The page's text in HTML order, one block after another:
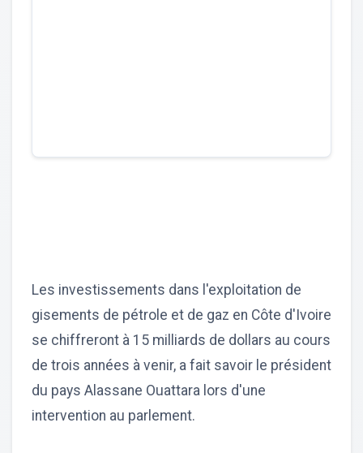
Les investissements dans l'exploitation de
gisements de pétrole et de gaz en Côte d'Ivoire
se chiffreront à 15 milliards de dollars au cours
de trois années à venir, a fait savoir le président
du pays Alassane Ouattara lors d'une
intervention au parlement.